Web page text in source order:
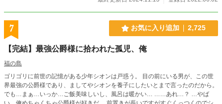
7 お気に入り追加 2,725
【完結】最強公爵様に拾われた孤児、俺
福の島
ゴリゴリに前世の記憶がある少年シオンは戸惑う。 目の前にいる男が、この世
界最強の公爵様であり、ましてやシオンを養子にしたいとまで言ったのだから。
でも…まぁ…いっか…ご飯美味しいし、風呂は暖かい… ……あれ…？ …やば